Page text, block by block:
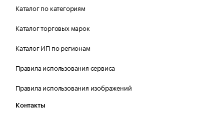
Каталог по категориям
Каталог торговых марок
Каталог ИП по регионам
Правила использования сервиса
Правила использования изображений
Контакты